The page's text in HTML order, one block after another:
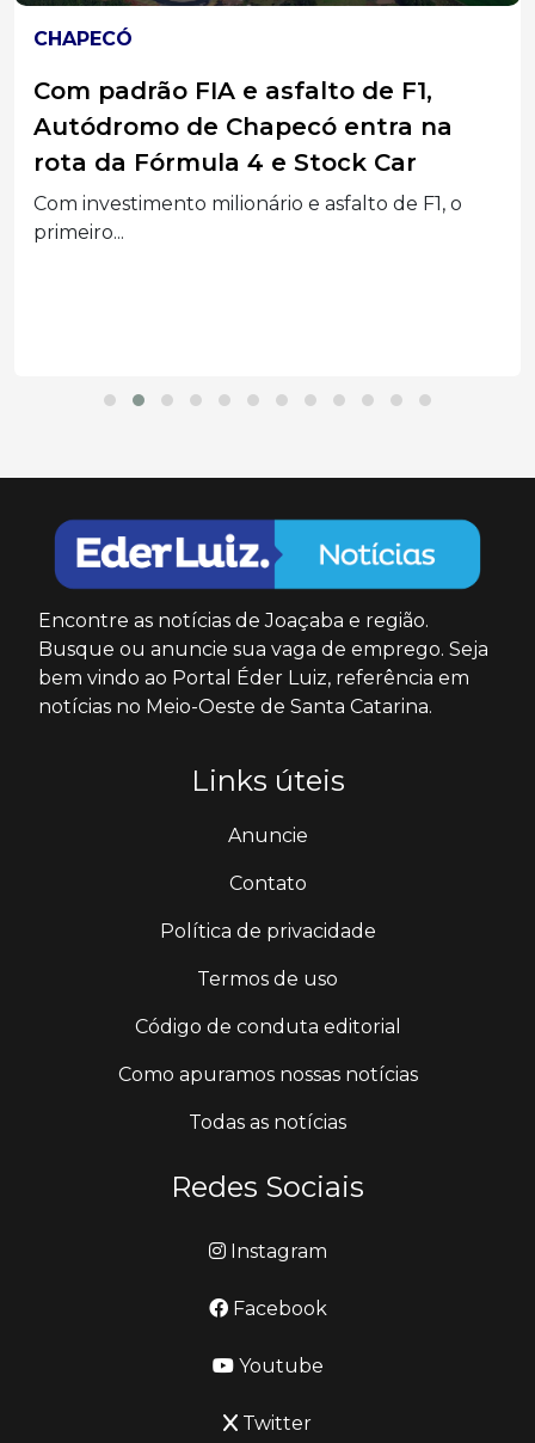
CHAPECÓ
Com padrão FIA e asfalto de F1,
Autódromo de Chapecó entra na
rota da Fórmula 4 e Stock Car
Com investimento milionário e asfalto de F1, o
primeiro...
Encontre as notícias de Joaçaba e região.
Busque ou anuncie sua vaga de emprego. Seja
bem vindo ao Portal Éder Luiz, referência em
notícias no Meio-Oeste de Santa Catarina.
Links úteis
Anuncie
Contato
Política de privacidade
Termos de uso
Código de conduta editorial
Como apuramos nossas notícias
Todas as notícias
Redes Sociais
Instagram
Facebook
Youtube
Twitter